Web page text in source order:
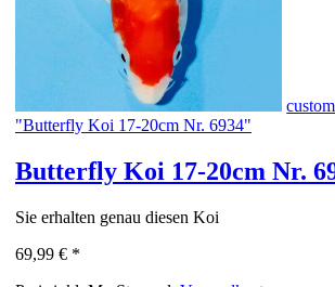
"Butterfly Koi 17-20cm Nr. 6934"
Butterfly Koi 17-20cm Nr.
Sie erhalten genau diesen Koi
69,99 € *